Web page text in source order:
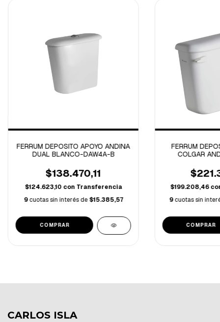
FERRUM DEPOSITO APOYO ANDINA
DUAL BLANCO-DAW4A-B
$138.470,11
$124.623,10 con Transferencia
9 cuotas sin interés de$15.385,57
FERRUM
COLGAR
$199.208,46
9 cuotas sin
CARLOS ISLA